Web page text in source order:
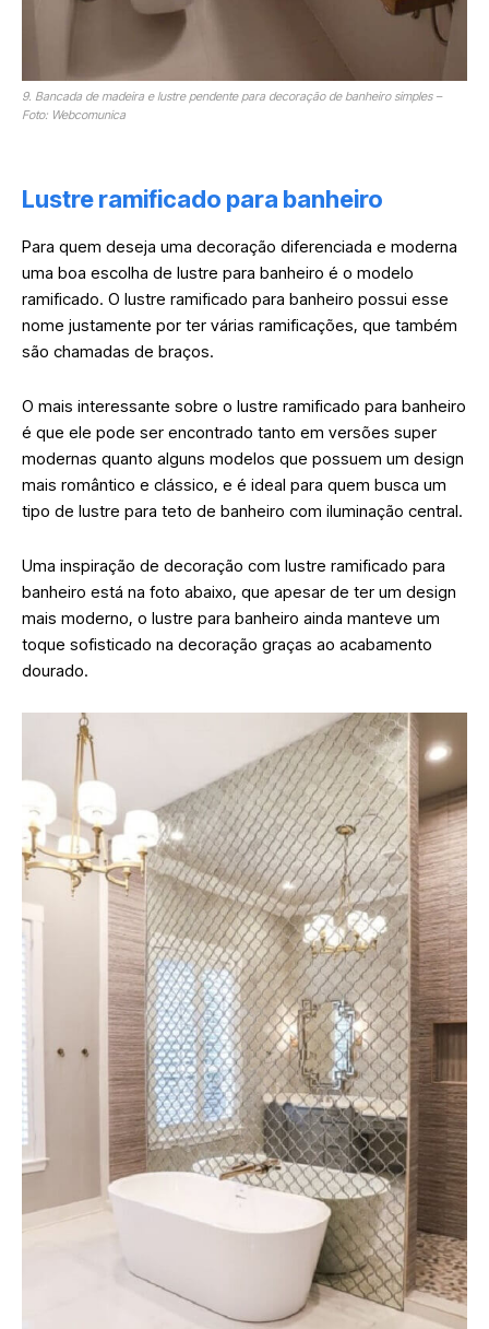
9. Bancada de madeira e lustre pendente para decoração de banheiro simples –
Foto: Webcomunica
Lustre ramificado para banheiro
Para quem deseja uma decoração diferenciada e moderna
uma boa escolha de lustre para banheiro é o modelo
ramificado. O lustre ramificado para banheiro possui esse
nome justamente por ter várias ramificações, que também
são chamadas de braços.
O mais interessante sobre o lustre ramificado para banheiro
é que ele pode ser encontrado tanto em versões super
modernas quanto alguns modelos que possuem um design
mais romântico e clássico, e é ideal para quem busca um
tipo de lustre para teto de banheiro com iluminação central.
Uma inspiração de decoração com lustre ramificado para
banheiro está na foto abaixo, que apesar de ter um design
mais moderno, o lustre para banheiro ainda manteve um
toque sofisticado na decoração graças ao acabamento
dourado.